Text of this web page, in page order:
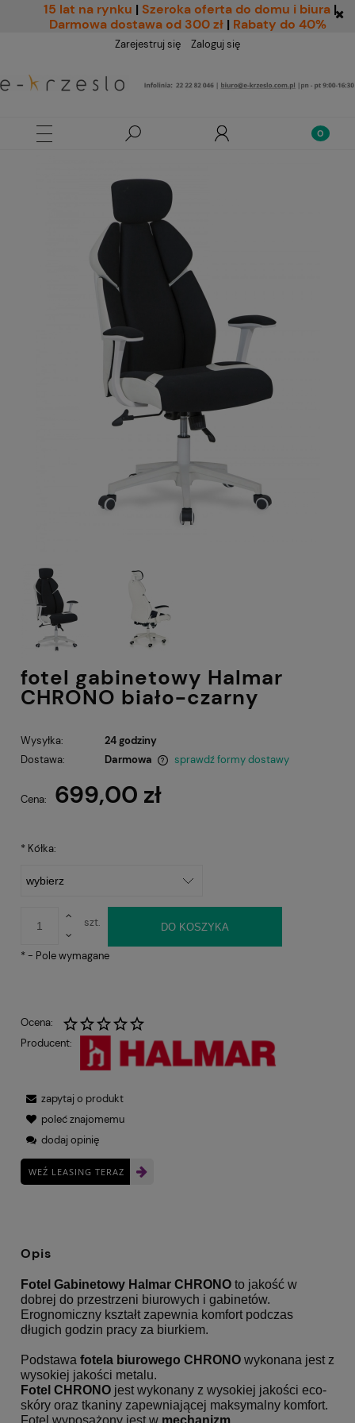
15 lat na rynku | Szeroka oferta do domu i biura |
Darmowa dostawa od 300 zł | Rabaty do 40%
Zarejestruj się Zaloguj się
fotel gabinetowy Halmar
CHRONO biało-czarny
Wysyłka:
24 godziny
Dostawa:
Darmowa
sprawdź formy dostawy
Cena: 699,00 zł
* Kółka:
szt. DO KOSZYKA
*- Pole wymagane
Ocena:
Producent:
zapytaj o produkt
poleć znajomemu
dodaj opinię
WEŹ LEASING TERAZ
Opis
Fotel Gabinetowy Halmar CHRONO to jakość w
dobrej do przestrzeni biurowych i gabinetów.
Erognomiczny kształt zapewnia komfort podczas
długich godzin pracy za biurkiem.
Podstawa fotela biurowego CHRONO wykonana jest z
wysokiej jakości metalu.
Fotel CHRONO jest wykonany z wysokiej jakości eco-
skóry oraz tkaniny zapewniającej maksymalny komfort.
Fotel wyposażony jest w mechanizm